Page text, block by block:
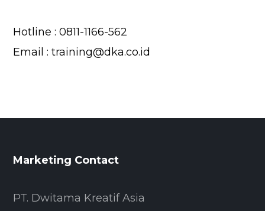
Hotline : 0811-1166-562
Email : training@dka.co.id
Marketing Contact
PT. Dwitama Kreatif Asia